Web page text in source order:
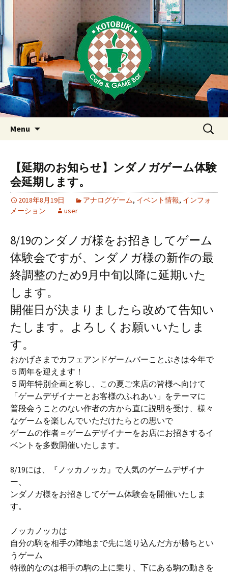
東京・西荻窪・上井草・上石神
井のカフェ＆ゲームバーこと
ぶき
Just another WordPress site
Menu
検
索:
【延期のお知らせ】ンダノガゲーム体験
会延期します。
2018年8月19日 アナログゲーム, イベント情報, インフォ
メーション
user
8/19のンダノガ様をお招きしてゲーム
体験会ですが、ンダノガ様の新作の最
終調整のため9月中旬以降に延期いた
します。
開催日が決まりましたら改めて告知い
たします。よろしくお願いいたしま
す。
おかげさまでカフェアンドゲームバーことぶきは今年で
５周年を迎えます！
５周年特別企画と称し、この夏ご来店の皆様へ向けて
「ゲームデザイナーとお客様のふれあい」をテーマに
普段会うことのない作者の方から直に説明を受け、様々
なゲームを楽しんでいただけたらとの思いで
ゲームの作者＝ゲームデザイナーをお店にお招きするイ
ベントを多数開催いたします。
8/19には、『ノッカノッカ』で人気のゲームデザイナ
ー、
ンダノガ様をお招きしてゲーム体験会を開催いたしま
す。
ノッカノッカは
自分の駒を相手の陣地まで先に送り込んだ方が勝ちとい
うゲーム
特徴的なのは相手の駒の上に乗り、下にある駒の動きを